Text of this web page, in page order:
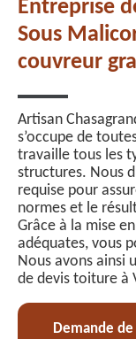
Entreprise
Sous
couvreur
Artisan
s’occupe de
travaille tous les
structures. Nous
requise pour
normes et le
Grâce à la mise
adéquates, vous
Nous avons ainsi
de devis toiture à
Demande